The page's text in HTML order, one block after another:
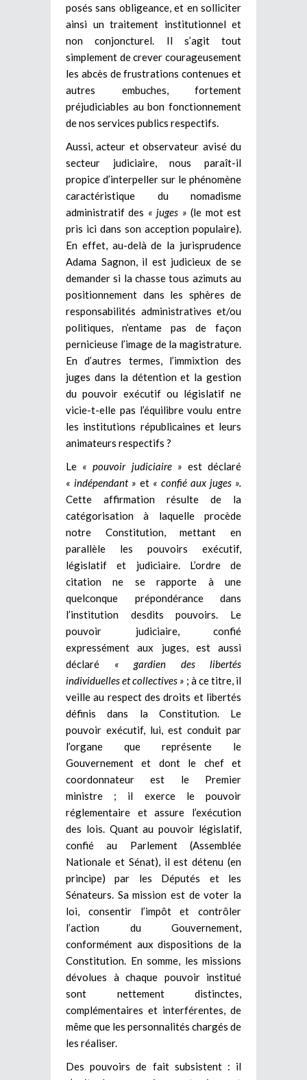
posés sans obligeance, et en solliciter
ainsi un traitement institutionnel et
non conjoncturel. Il s’agit tout
simplement de crever courageusement
les abcès de frustrations contenues et
autres embuches, fortement
préjudiciables au bon fonctionnement
de nos services publics respectifs.
Aussi, acteur et observateur avisé du
secteur judiciaire, nous paraît-il
propice d’interpeller sur le phénomène
caractéristique du nomadisme
administratif des « juges » (le mot est
pris ici dans son acception populaire).
En effet, au-delà de la jurisprudence
Adama Sagnon, il est judicieux de se
demander si la chasse tous azimuts au
positionnement dans les sphères de
responsabilités administratives et/ou
politiques, n’entame pas de façon
pernicieuse l’image de la magistrature.
En d’autres termes, l’immixtion des
juges dans la détention et la gestion
du pouvoir exécutif ou législatif ne
vicie-t-elle pas l’équilibre voulu entre
les institutions républicaines et leurs
animateurs respectifs ?
Le « pouvoir judiciaire » est déclaré
« indépendant » et « confié aux juges ».
Cette affirmation résulte de la
catégorisation à laquelle procède
notre Constitution, mettant en
parallèle les pouvoirs exécutif,
législatif et judiciaire. L’ordre de
citation ne se rapporte à une
quelconque prépondérance dans
l’institution desdits pouvoirs. Le
pouvoir judiciaire, confié
expressément aux juges, est aussi
déclaré « gardien des libertés
individuelles et collectives » ; à ce titre, il
veille au respect des droits et libertés
définis dans la Constitution. Le
pouvoir exécutif, lui, est conduit par
l’organe que représente le
Gouvernement et dont le chef et
coordonnateur est le Premier
ministre ; il exerce le pouvoir
réglementaire et assure l’exécution
des lois. Quant au pouvoir législatif,
confié au Parlement (Assemblée
Nationale et Sénat), il est détenu (en
principe) par les Députés et les
Sénateurs. Sa mission est de voter la
loi, consentir l’impôt et contrôler
l’action du Gouvernement,
conformément aux dispositions de la
Constitution. En somme, les missions
dévolues à chaque pouvoir institué
sont nettement distinctes,
complémentaires et interférentes, de
même que les personnalités chargés de
les réaliser.
Des pouvoirs de fait subsistent : il